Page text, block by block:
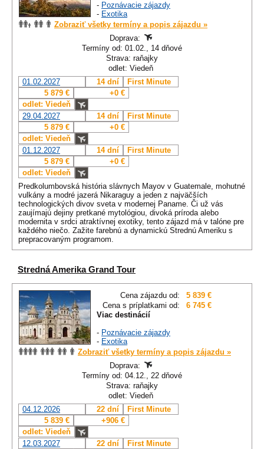
- Poznávacie zájazdy
- Exotika
Zobraziť všetky termíny a popis zájazdu »
Doprava:
Termíny od: 01.02., 14 dňové
Strava: raňajky
odlet: Viedeň
01.02.2027
14 dní
First Minute
5 879 €
+0 €
odlet: Viedeň
29.04.2027
14 dní
First Minute
5 879 €
+0 €
odlet: Viedeň
01.12.2027
14 dní
First Minute
5 879 €
+0 €
odlet: Viedeň
Predkolumbovská história slávnych Mayov v Guatemale, mohutné
vulkány a modré jazerá Nikaraguy a jeden z najväčších
technologických divov sveta v modernej Paname. Či už vás
zaujímajú dejiny pretkané mytológiou, divoká príroda alebo
modernita v srdci atraktívnej exotiky, tento zájazd má v talóne pre
každého niečo. Zažite farebnú a dynamickú Strednú Ameriku s
prepracovaným programom.
Stredná Amerika Grand Tour
Cena zájazdu od:
5 839 €
Cena s príplatkami od:
6 745 €
Viac destinácií
- Poznávacie zájazdy
- Exotika
Zobraziť všetky termíny a popis zájazdu »
Doprava:
Termíny od: 04.12., 22 dňové
Strava: raňajky
odlet: Viedeň
04.12.2026
22 dní
First Minute
5 839 €
+906 €
odlet: Viedeň
12.03.2027
22 dní
First Minute